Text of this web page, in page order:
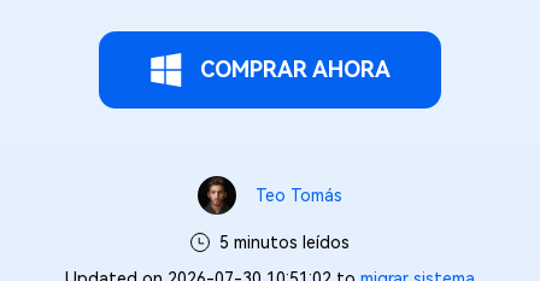
COMPRAR AHORA
Teo Tomás
5 minutos leídos